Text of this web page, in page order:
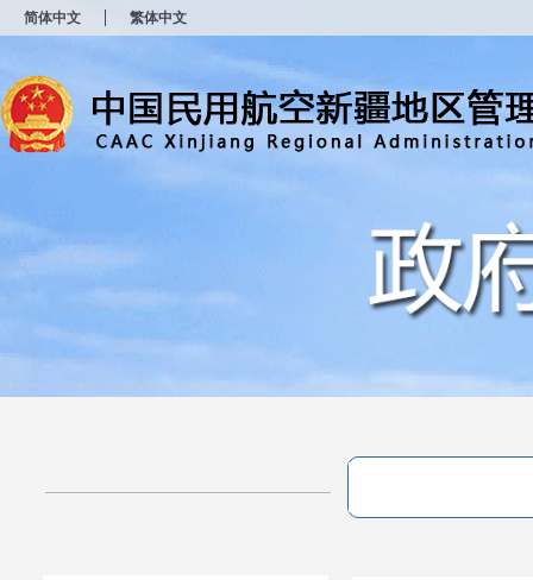
简体中文 繁体中文
窗
打
开
无
障